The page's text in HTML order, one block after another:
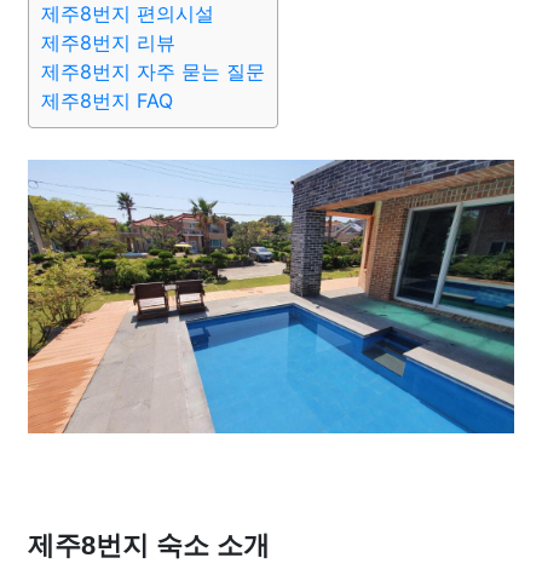
맛집 IT 컴퓨터
의료 의학 경제
기타
제주8번지 편의시설
제주8번지 리뷰
제주8번지 자주 묻는 질문
제주8번지 FAQ
제주8번지 숙소 소개